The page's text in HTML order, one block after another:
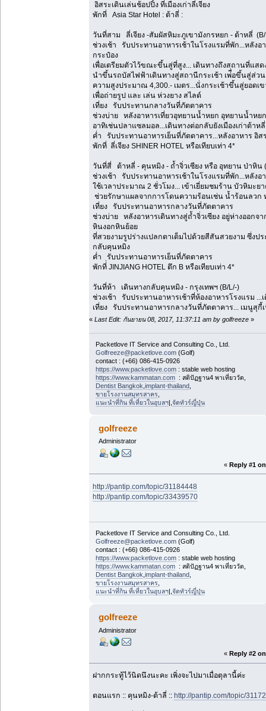
อิสระเดินเล่นช้อปปิ้ง ที่เมืองเก่าลี่เจียง
พักที่ Asia Star Hotel : ต้าลี่ :
วันที่สาม ลี่เจียง -สัมผัสหิมะภูเขามังกรหยก - ต้าหลี่ (B/
ช่วงเช้า รับประทานอาหารเช้าในโรงแรมที่พัก...หลัง
กระป๋อง
เพื่อเตรียมตัวไว้ขณะขึ้นสู่ที่สูง... เดินทางถึงสถานที่แส
นำขึ้นรถบัสไฟฟ้าเดินทางสู่สถานีกระเช้า เพ่ื่อขึ้นสู่ส่ว
ความสูงประมาณ 4,300.- เมตร...นั่งกระเช้าขึ้นสู่ยอด
เพื่อถ่ายรูป และ เล่น ห่วงยาง สไลด์
เที่ยง รับประทานกลางวันที่ภัตตาคาร
ช่วงบ่าย หลังอาหารเที่ยวอุทยานน้ำหยก อุทยานน้ำห
อาทิเช่นปลาแซลมอล...เดินทางต่อกลับยังเมืองเก่าต้าห
ค่ำ รับประทานอาหารเย็นที่ภัตตาคาร...หลังอาหาร อิ
พักที่ ลี่เจียง SHINER HOTEL หรือเทียบเท่า 4*
วันที่สี่ ต้าหลี่ - คุนหมิง - ถ้ำจิ่วเซียง หรือ อุทยาน ป่าหิน
ช่วงเช้า รับประทานอาหารเช้าในโรงแรมที่พัก...หลัง
ใช้เวลาประมาณ 2 ชั่วโมง... เข้าเยี่ยมชมร้าน บัวหิมะ
ช่วยรักษาแผลจากการโดนความร้อนเช่น น้ำร้อนลว
เที่ยง รับประทานอาหารกลางวันที่ภัตตาคาร
ช่วงบ่าย หลังอาหารเดินทางสู่ถ้ำจิ่วเซียง อยู่ห่างออก
หินงอกหินย้อย
ที่สวยงามรูปร่างแปลกตาเต็มไปด้วยสีสันสวยงาม ซึ่งป
กลับคุนหมิง
ค่ำ รับประทานอาหารเย็นที่ภัตตาคาร
พักที่่ JINJIANG HOTEL ตึก B หรือเทียบเท่า 4*
วันที่ห้า เดินทางกลับคุนหมิง - กรุงเทพฯ (B/L/-)
ช่วงเช้า รับประทานอาหารเช้าที่ห้องอาหารโรงแรม
เที่ยง รับประทานอาหารกลางวันที่ภัตตาคาร... เมนูสุกี้
« Last Edit: กันยายน 08, 2017, 11:37:11 am by golfreeze »
Packetlove IT Service and Consulting Co., Ltd.
Golfreeze@packetlove.com(Golf)
contact : (+66) 086-415-0926
https://www.packetlove.com: stable web hosting
https://www.kammatan.com: สติปัฏฐาน4 พาเที่ยววัด,
Dentist Bangkok implant-thailand,
ขายโรงงานสมุทรสาคร,
แนะนำที่กิน ที่เที่ยวในอุบลฯ|, จัดทัวร์ญี่ปุ่น
golfreeze
Administrator
« Reply #1
http://pantip.com/topic/31184448
http://pantip.com/topic/33439570
Packetlove IT Service and Consulting Co., Ltd.
Golfreeze@packetlove.com(Golf)
contact : (+66) 086-415-0926
https://www.packetlove.com: stable web hosting
https://www.kammatan.com: สติปัฏฐาน4 พาเที่ยววัด,
Dentist Bangkok implant-thailand,
ขายโรงงานสมุทรสาคร,
แนะนำที่กิน ที่เที่ยวในอุบลฯ|, จัดทัวร์ญี่ปุ่น
golfreeze
Administrator
« Reply #2
ฝากกระทู้ไว้นิดนึงนะคะ เพิ่งจะไปมาเมื่อตุลานี้ค่ะ
ตอนแรก :: คุนหมิง-ต้าลี่ :: http://pantip.com/topic/